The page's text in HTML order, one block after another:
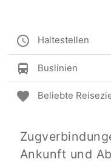
Haltestellen
Buslinien
Beliebte
Ankunft und